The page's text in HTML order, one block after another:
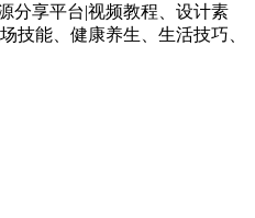
分享平台|视频教程、设计素
技能、健康养生、生活技巧、